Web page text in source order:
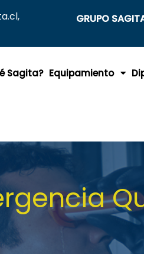
GRUPO
Sagita? Equipamiento